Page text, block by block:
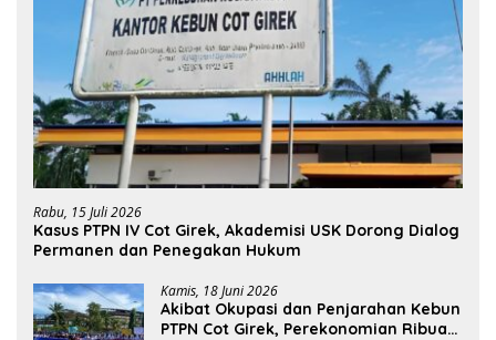
Rabu, 15 Juli 2026
Kasus PTPN IV Cot Girek, Akademisi USK Dorong Dialog
Permanen dan Penegakan Hukum
Kamis, 18 Juni 2026
Akibat Okupasi dan Penjarahan Kebun
PTPN Cot Girek, Perekonomian Ribuan